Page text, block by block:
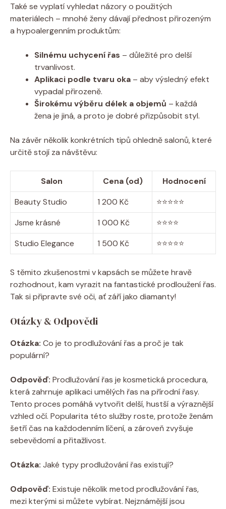
Také se vyplatí vyhledat názory o použitých
materiálech – mnohé ženy dávají přednost přirozeným
a hypoalergenním produktům:
Silnému uchycení řas – důležité pro delší
trvanlivost.
Aplikaci podle tvaru oka – aby výsledný efekt
vypadal⁤ přirozeně.
Širokému výběru délek a objemů – každá
žena je jiná,‍ a proto je dobré přizpůsobit styl.
Na závěr několik konkrétních tipů ohledně salonů,⁣ které
určitě stojí za návštěvu:
Salon Cena (od)
Hodnocení
Beauty Studio
1‌ 200 ⁣Kč
⭐⭐⭐⭐⭐
Jsme krásné
1 000 Kč
⭐⭐⭐⭐
Studio Elegance
1 500 Kč ⭐⭐⭐⭐⭐
S ‌těmito zkušenostmi ⁢v kapsách se můžete hravě
rozhodnout, kam vyrazit⁢ na fantastické prodloužení řas.
Tak si připravte své oči, ať září jako diamanty!
Otázky & Odpovědi
Otázka: Co je to prodlužování řas a proč je tak
populární?
Odpověď: Prodlužování řas je kosmetická procedura,
která zahrnuje aplikaci umělých ‌řas na přírodní řasy.
Tento proces pomáhá vytvořit delší,​ hustší a výraznější
vzhled očí. Popularita této služby roste, protože ženám
šetří čas na každodenním líčení, a zároveň zvyšuje
sebevědomí a přitažlivost.
Otázka: Jaké typy prodlužování řas existují?
Odpověď: Existuje několik metod​ prodlužování řas,
mezi kterými si můžete vybírat. Nejznámější jsou